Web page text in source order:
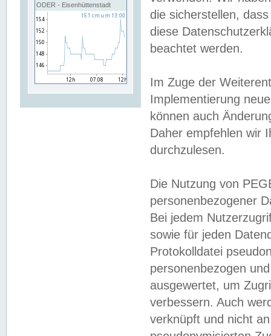
ODER - Eisenhüttenstadt
die sicherstellen,
diese
beachtet werden.
Im Zuge der
Implementierung
können auch
Daher empfehlen wir
durchzulesen.
Die Nutzung von
personenbezogener
Bei jedem
sowie für jeden
Protokolldatei
personenbezogen
ausgewertet, um
verbessern. Auch
verknüpft und nicht